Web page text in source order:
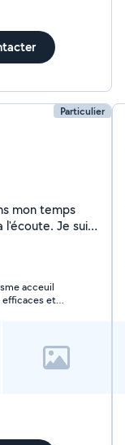
Particulier
mon temps
l'écoute. Je suis
acceuil
pour ma